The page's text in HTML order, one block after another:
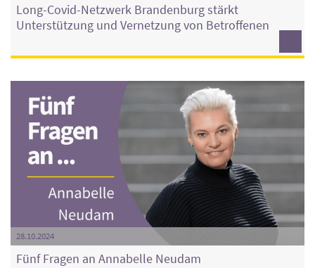
Long-Covid-Netzwerk Brandenburg stärkt
Unterstützung und Vernetzung von Betroffenen
28.10.2024
Fünf Fragen an Annabelle Neudam